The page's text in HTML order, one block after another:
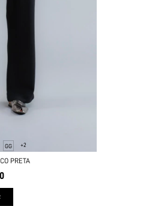
GG +2
PRETA